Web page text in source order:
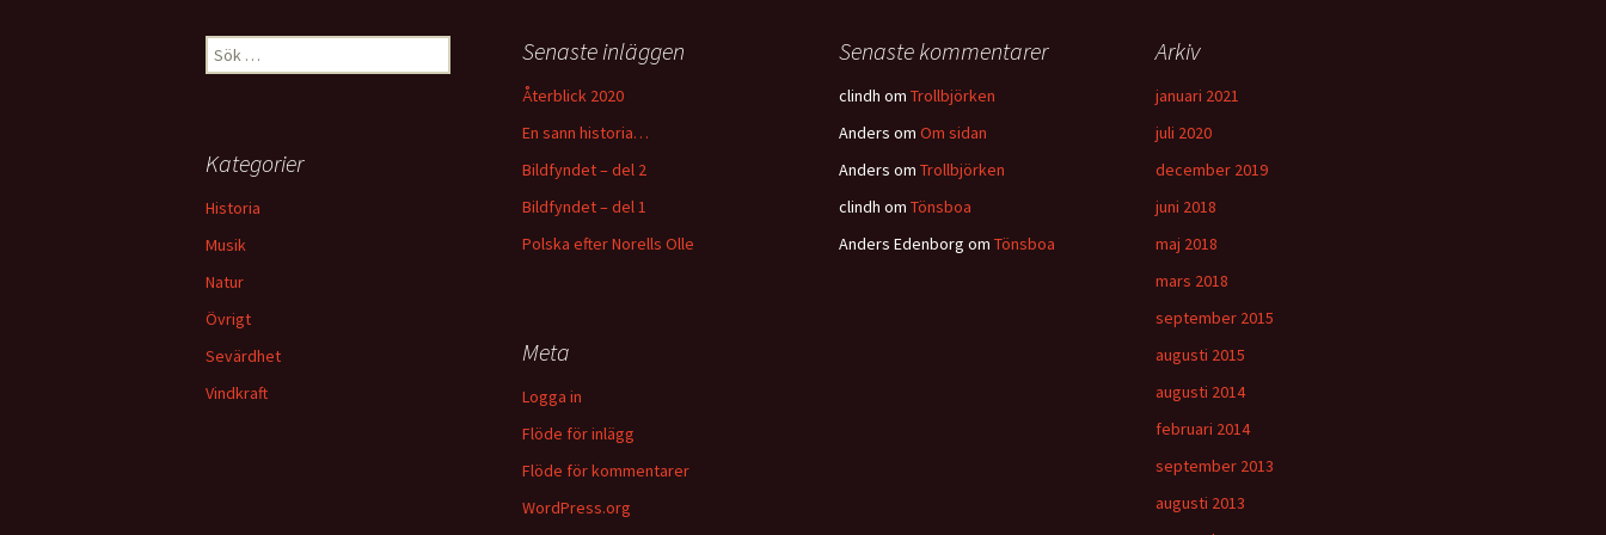
Sök
efter:
Senaste inläggen
Återblick 2020
En sann historia…
Bildfyndet – del 2
Bildfyndet – del 1
Polska efter Norells Olle
Senaste kommentarer
clindh om Trollbjörken
Anders om Om sidan
Anders om Trollbjörken
clindh om Tönsboa
Anders Edenborg om Tönsboa
Arkiv
januari 2021
juli 2020
december 2019
juni 2018
maj 2018
mars 2018
september 2015
augusti 2015
augusti 2014
februari 2014
september 2013
augusti 2013
Kategorier
Historia
Musik
Natur
Övrigt
Sevärdhet
Vindkraft
Meta
Logga in
Flöde för inlägg
Flöde för kommentarer
WordPress.org